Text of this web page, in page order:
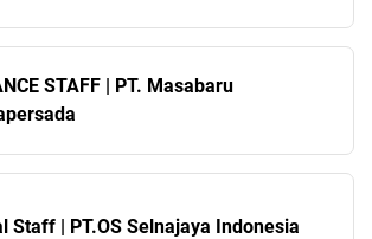
STAFF | PT. Masabaru
Legal Staff | PT.OS Selnajaya Indonesia